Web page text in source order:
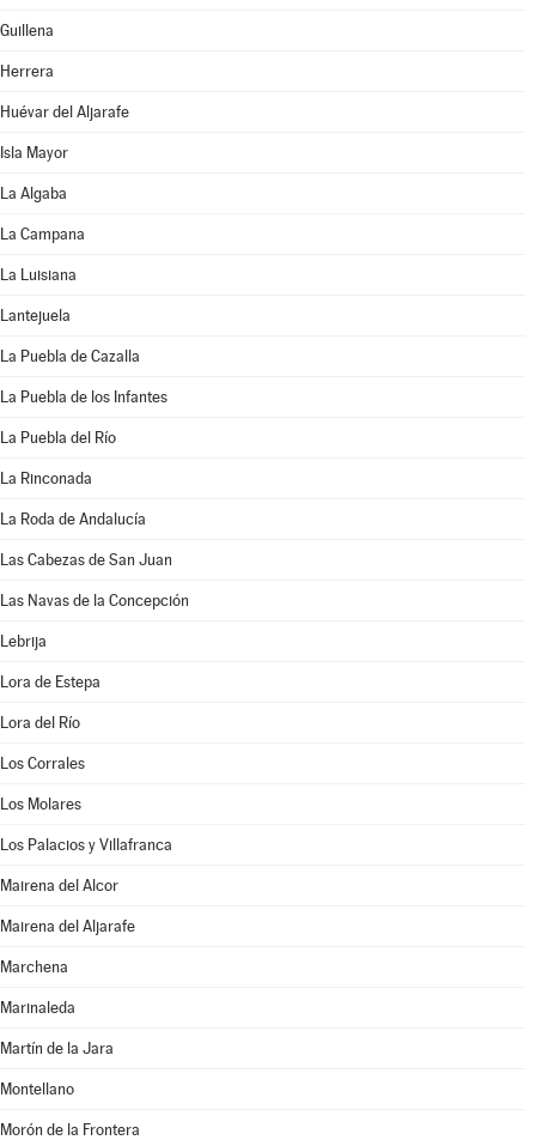
Guillena
Herrera
Huévar del Aljarafe
Isla Mayor
La Algaba
La Campana
La Luisiana
Lantejuela
La Puebla de Cazalla
La Puebla de los Infantes
La Puebla del Río
La Rinconada
La Roda de Andalucía
Las Cabezas de San Juan
Las Navas de la Concepción
Lebrija
Lora de Estepa
Lora del Río
Los Corrales
Los Molares
Los Palacios y Villafranca
Mairena del Alcor
Mairena del Aljarafe
Marchena
Marinaleda
Martín de la Jara
Montellano
Morón de la Frontera